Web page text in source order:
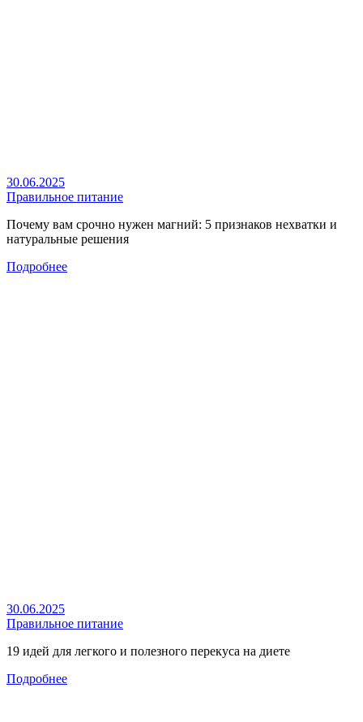
30.06.2025
Правильное питание
Почему вам срочно нужен магний: 5 признаков нехватки и
натуральные решения
Подробнее
30.06.2025
Правильное питание
19 идей для легкого и полезного перекуса на диете
Подробнее